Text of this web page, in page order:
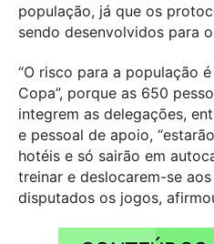
população, já que os
sendo desenvolvidos para
“O risco para a população
Copa”, porque as 650
integrem as delegações,
e pessoal de apoio,
hotéis e só sairão em
treinar e deslocarem-se
disputados os jogos,